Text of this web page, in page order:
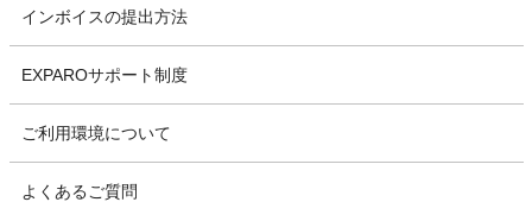
インボイスの提出方法
EXPAROサポート制度
ご利用環境について
よくあるご質問